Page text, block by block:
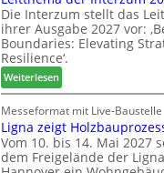
i
m
e
n
t
g
e
n
f
ü
r
P
l
a
n
l
l
o
-
F
r
ä
s
e
r
Die Interzum stellt das
ihrer Ausgabe 2027 vor:
Boundaries: Elevating
Resilience‘.
Weiterlesen:
L
e
i
t
t
Messeformat mit Live-Baustelle
Ligna zeigt
Vom 10. bis 14. Mai 2027
dem Freigelände der